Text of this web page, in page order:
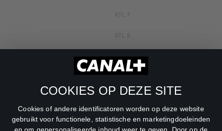
COOKIES OP DEZE SITE
Cookies of andere identificatoren worden op deze website
gebruikt voor functionele, statistische en marketingdoeleinden
RTL 7
RTL 8
RTL Z
SBS6
Net5
Veronica